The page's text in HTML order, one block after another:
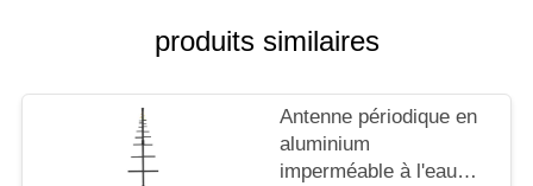
DU
produits similaires
Antenne périodique en
aluminium
imperméable à l'eau